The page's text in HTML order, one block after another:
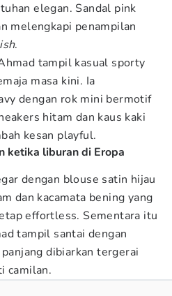
elegan. Sandal pink
melengkapi penampilan
.
tampil kasual sporty
masa kini. Ia
dengan rok mini bermotif
hitam dan kaus kaki
kesan playful.
ketika liburan di Eropa
dengan blouse satin hijau
dan kacamata bening yang
effortless. Sementara itu
tampil santai dengan
dibiarkan tergerai
camilan.